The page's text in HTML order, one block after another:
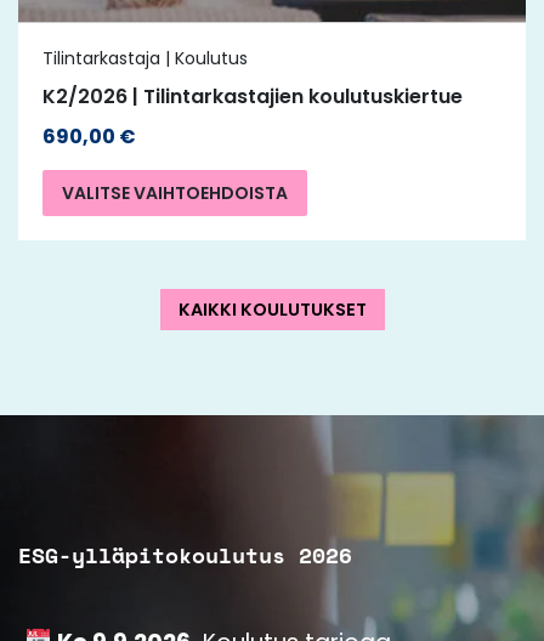
Tilintarkastaja | Koulutus
K2/2026 | Tilintarkastajien koulutuskiertue
690,00 €
VALITSE VAIHTOEHDOISTA
KAIKKI KOULUTUKSET
ESG-ylläpitokoulutus 2026